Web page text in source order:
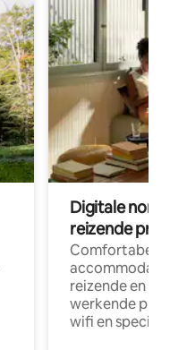
Digitale
reizende
Comfortabele
reizende en
werkende
wifi en